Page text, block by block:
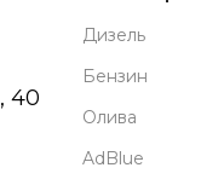
40
Дизель
Бензин
Олива
AdBlue